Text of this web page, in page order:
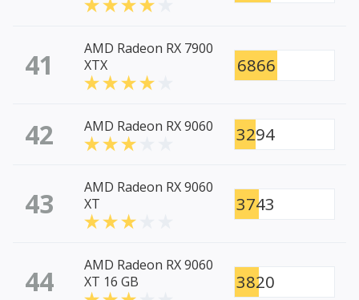
41
AMD Radeon RX 7900
XTX
6866
42 AMD Radeon RX 9060 3294
43
AMD Radeon RX 9060
XT
3743
44
AMD Radeon RX 9060
XT 16 GB
3820